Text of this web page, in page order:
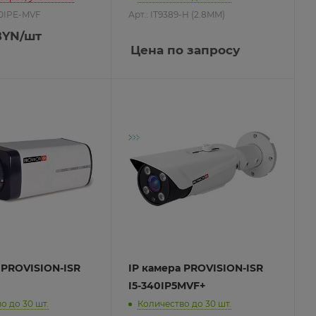
MVF
/шт
Арт.: IT9389-H (2.8MM)
Цена по запросу
ISR
до 30 шт.
IP камера PROVISION-ISR
I5-340IP5MVF+
Количество до 30 шт.